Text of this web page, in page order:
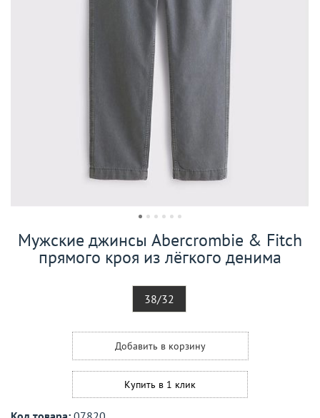
Мужские джинсы Abercrombie & Fitch
прямого кроя из лёгкого денима
38/32
Добавить в корзину
Купить в 1 клик